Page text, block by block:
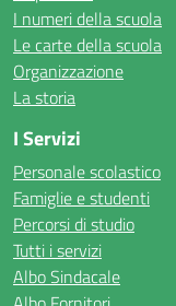
I numeri della scuola
Le carte della scuola
Organizzazione
La storia
I Servizi
Personale scolastico
Famiglie e studenti
Percorsi di studio
Tutti i servizi
Albo Sindacale